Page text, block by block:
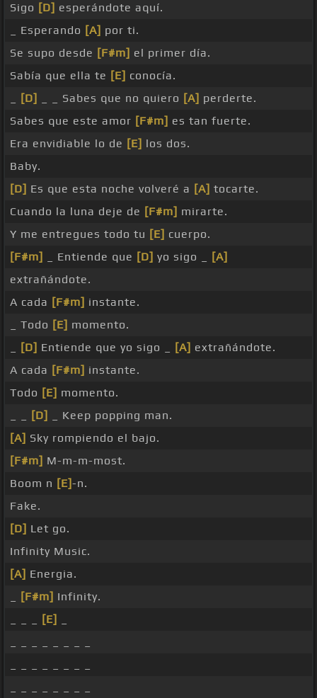
Sigo [D] esperándote aquí.
_ Esperando [A] por ti.
Se supo desde [F#m] el primer día.
Sabía que ella te [E] conocía.
[D] _ _ Sabes que no quiero [A] perderte.
Sabes que este amor [F#m] es tan fuerte.
Era envidiable lo de [E] los dos.
Baby.
[D] Es que esta noche volveré a [A] tocarte.
Cuando la luna deje de [F#m] mirarte.
Y me entregues todo tu [E] cuerpo.
[F#m]
_ Entiende que [D] yo sigo _
[A]
extrañándote.
A cada [F#m] instante.
_ Todo [E] momento.
[D] Entiende que yo sigo _ [A] extrañándote.
A cada [F#m] instante.
Todo [E] momento.
[D]
_ Keep popping man.
[A] Sky rompiendo el bajo.
[F#m] M-m-m-most.
Boom n [E]-n.
Fake.
[D] Let go.
Infinity Music.
[A] Energia.
[F#m] Infinity.
[E]